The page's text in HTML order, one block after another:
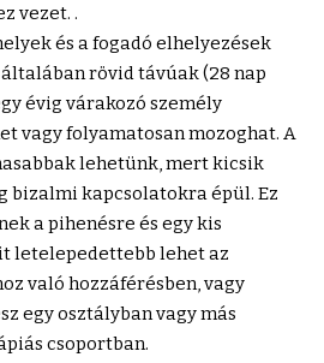
vezet. .
és a fogadó elhelyezések
rövid távúak (28 nap
évig várakozó személy
vagy folyamatosan mozoghat. A
lehetünk, mert kicsik
bizalmi kapcsolatokra épül. Ez
a pihenésre és egy kis
letelepedettebb lehet az
való hozzáférésben, vagy
egy osztályban vagy más
csoportban.